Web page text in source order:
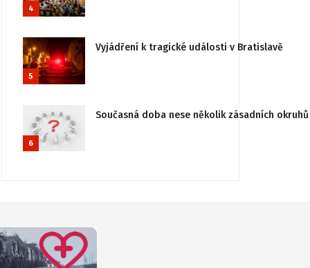
4
5
Vyjádření k tragické události v Bratislavě
6
Současná doba nese několik zásadních